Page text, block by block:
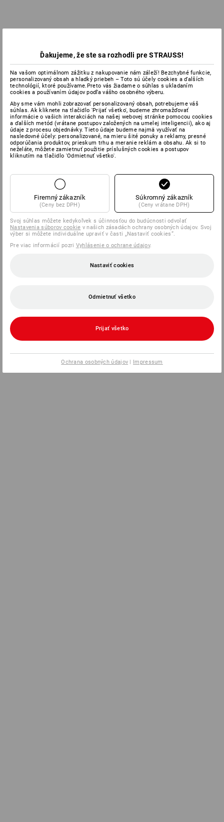
Ďakujeme, že ste sa rozhodli pre STRAUSS!
Na vašom optimálnom zážitku z nakupovanie nám záleží! Bezchybné funkcie,
personalizovaný obsah a hladký priebeh – Toto sú účely cookies a ďalších
technológií, ktoré používame.Preto vás žiadame o súhlas s ukladaním
cookies a používaním údajov podľa vášho osobného výberu.
Aby sme vám mohli zobrazovať personalizovaný obsah, potrebujeme váš
súhlas. Ak kliknete na tlačidlo 'Prijať všetko', budeme zhromažďovať
informácie o vašich interakciách na našej webovej stránke pomocou cookies
a ďalších metód (vrátane postupov založených na umelej inteligencii), ako aj
údaje z procesu objednávky. Tieto údaje budeme najmä využívať na
nasledovné účely: personalizované, na mieru šité ponuky a reklamy, presné
odporúčania produktov, prieskum trhu a meranie reklám a obsahu. Ak si to
neželáte, môžete zamietnuť použitie príslušných cookies a postupov
kliknutím na tlačidlo 'Odmietnuť všetko'.
Firemný zákazník
(Ceny bez DPH)
Súkromný zákazník
(Ceny vrátane DPH)
Svoj súhlas môžete kedykoľvek s účinnosťou do budúcnosti odvolať
Nastavenia súborov cookie v našich zásadách ochrany osobných údajov. Svoj
výber si môžete individuálne upraviť v časti „Nastaviť cookies“.
Pre viac informácií pozri Vyhlásenie o ochrane údajov.
Nastaviť cookies
Odmietnuť všetko
Prijať všetko
Ochrana osobných údajov | Impressum